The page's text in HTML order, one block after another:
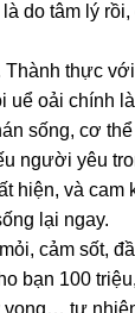
do tâm lý
Thành thực
uể oải chính
sống, cơ
người yêu
hiện, và
lại ngay.
cảm sốt,
bạn 100
vọng… tự